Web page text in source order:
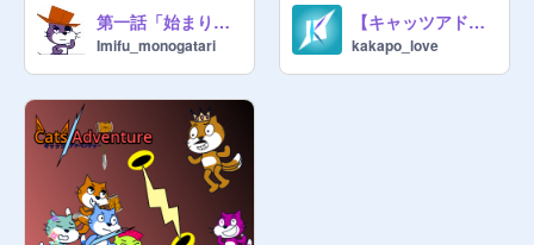
第一話「始まりのアナ」
Imifu_monogatari
【キャッツアドベンチャー】キャラ図鑑 V.1.0.1
kakapo_love